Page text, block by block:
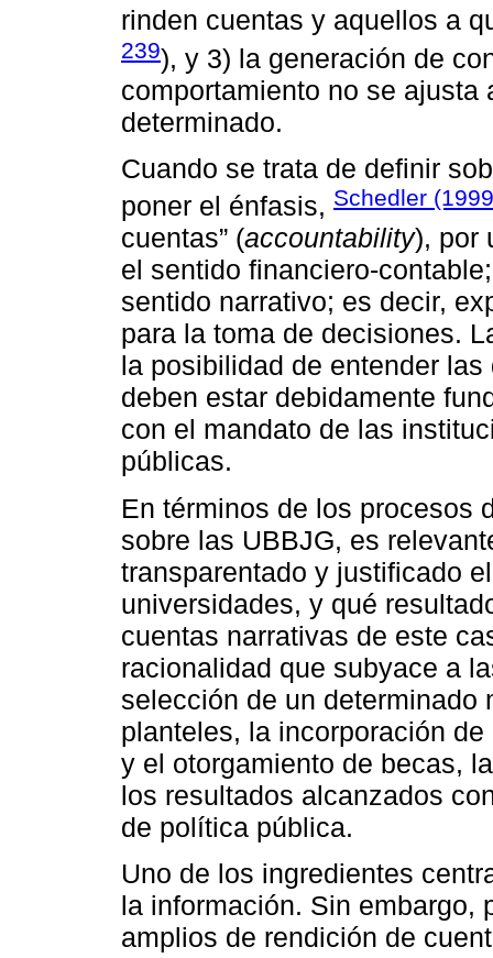
rinden cuentas y aquellos a
239), y 3) la generación de
comportamiento no se ajusta
determinado.
Cuando se trata de definir
poner el énfasis, Schedler
cuentas” (accountability), por
el sentido financiero-
sentido narrativo; es decir,
para la toma de decisiones.
la posibilidad de entender
deben estar debidamente
con el mandato de las
públicas.
En términos de los procesos
sobre las UBBJG, es
transparentado y justificado
universidades, y qué
cuentas narrativas de este
racionalidad que subyace a
selección de un
planteles, la incorporación
y el otorgamiento de becas,
los resultados alcanzados
de política pública.
Uno de los ingredientes
la información. Sin embargo,
amplios de rendición de